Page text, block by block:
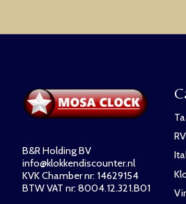
B&R Holding BV
info@klokkendiscounter.nl
KVK Chamber nr: 14629154
BTW VAT nr: 8004.12.321.B01